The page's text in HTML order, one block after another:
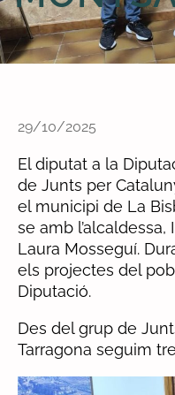
29/10/2025
El diputat a la
de Junts per
el municipi de La
se amb
Laura Mosseguí.
els projectes del
Diputació.
Des del grup de
Tarragona seguim